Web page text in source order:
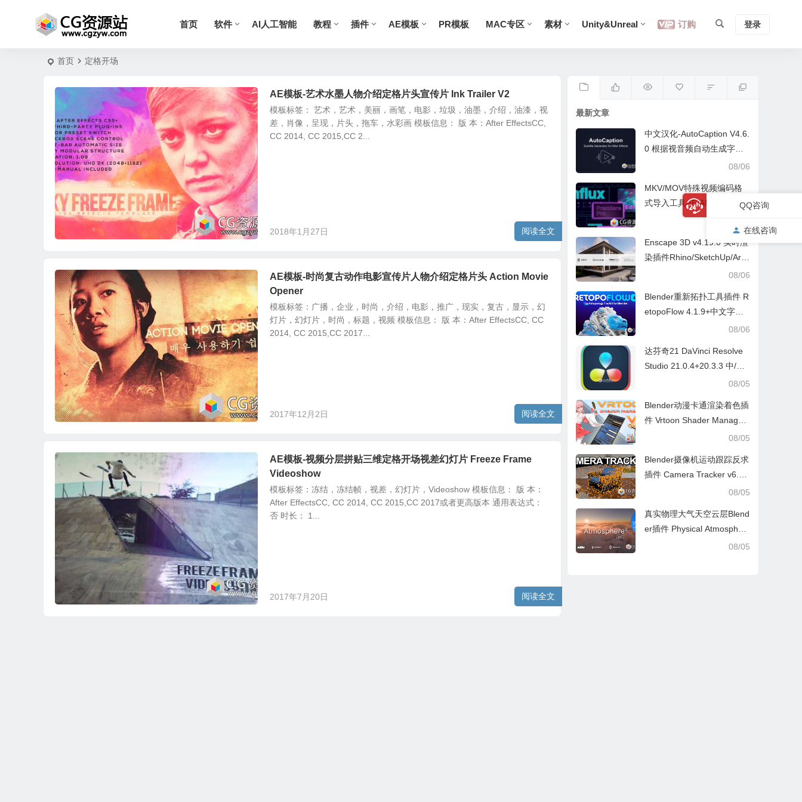
首页 软件 AI人工智能 教程 插件 AE模板 PR模板 MAC专区 素材 Unity&Unreal 订购 登录
首页 定格开场
AE模板-艺术水墨人物介绍定格片头宣传片 Ink Trailer V2
模板标签： 艺术，艺术，美丽，画笔，电影，垃圾，油墨，介绍，油漆，视
差，肖像，呈现，片头，拖车，水彩画 模板信息： 版 本：After EffectsCC,
CC 2014, CC 2015,CC 2...
2018年1月27日 阅读全文
AE模板-时尚复古动作电影宣传片人物介绍定格片头 Action Movie
Opener
模板标签：广播，企业，时尚，介绍，电影，推广，现实，复古，显示，幻
灯片，幻灯片，时尚，标题，视频 模板信息： 版 本：After EffectsCC, CC
2014, CC 2015,CC 2017...
2017年12月2日 阅读全文
AE模板-视频分层拼贴三维定格开场视差幻灯片 Freeze Frame
Videoshow
模板标签：冻结，冻结帧，视差，幻灯片，Videoshow 模板信息： 版 本：
After EffectsCC, CC 2014, CC 2015,CC 2017或者更高版本 通用表达式：
否 时长： 1...
2017年7月20日 阅读全文
最新文章
中文汉化-AutoCaption V4.6.
0 根据视音频自动生成字幕A
08/06
MKV/MOV特殊视频编码格
式导入工具AE/AME/PR插件
Influx v1.6.2 Win/Mac
Enscape 3D v4.19.0 实时渲
染插件Rhino/SketchUp/Arc
hicad/Revit Win+ 预设库08/06
Blender重新拓扑工具插件 R
etopoFlow 4.1.9+中文字幕
08/06
达芬奇21 DaVinci Resolve
Studio 21.0.4+20.3.3 中/英
08/05
Blender动漫卡通渲染着色插
件 Vrtoon Shader Manager
08/05
Blender摄像机运动跟踪反求
插件 Camera Tracker v6.0.
08/05
真实物理大气天空云层Blend
er插件 Physical Atmospher
08/05
QQ咨询
在线咨询